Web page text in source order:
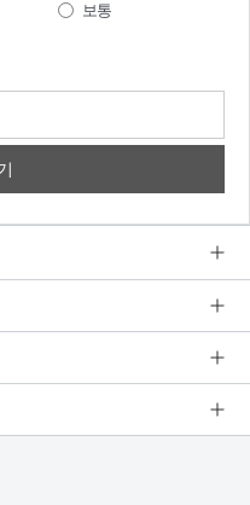
보통